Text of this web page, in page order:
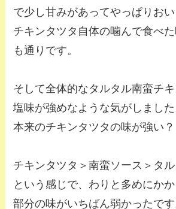
で少し甘みがあってやっぱりおい
チキンタツタ自体の噛んで食べ
も通りです。
そして全体的なタルタル南蛮チ
塩味が強めなような気がしました
本来のチキンタツタの味が強い？
チキンタツタ＞南蛮ソース＞タ
という感じで、わりと多めにか
部分の味がいちばん弱かったです